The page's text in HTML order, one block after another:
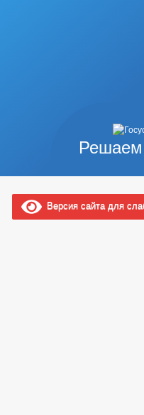
Версия сайта для